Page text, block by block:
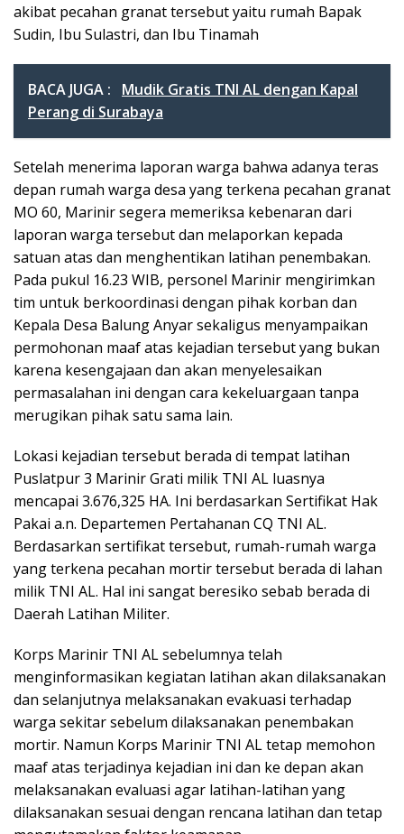
akibat pecahan granat tersebut yaitu rumah Bapak
Sudin, Ibu Sulastri, dan Ibu Tinamah
BACA JUGA :
Mudik Gratis TNI AL dengan Kapal
Perang di Surabaya
Setelah menerima laporan warga bahwa adanya teras
depan rumah warga desa yang terkena pecahan granat
MO 60, Marinir segera memeriksa kebenaran dari
laporan warga tersebut dan melaporkan kepada
satuan atas dan menghentikan latihan penembakan.
Pada pukul 16.23 WIB, personel Marinir mengirimkan
tim untuk berkoordinasi dengan pihak korban dan
Kepala Desa Balung Anyar sekaligus menyampaikan
permohonan maaf atas kejadian tersebut yang bukan
karena kesengajaan dan akan menyelesaikan
permasalahan ini dengan cara kekeluargaan tanpa
merugikan pihak satu sama lain.
Lokasi kejadian tersebut berada di tempat latihan
Puslatpur 3 Marinir Grati milik TNI AL luasnya
mencapai 3.676,325 HA. Ini berdasarkan Sertifikat Hak
Pakai a.n. Departemen Pertahanan CQ TNI AL.
Berdasarkan sertifikat tersebut, rumah-rumah warga
yang terkena pecahan mortir tersebut berada di lahan
milik TNI AL. Hal ini sangat beresiko sebab berada di
Daerah Latihan Militer.
Korps Marinir TNI AL sebelumnya telah
menginformasikan kegiatan latihan akan dilaksanakan
dan selanjutnya melaksanakan evakuasi terhadap
warga sekitar sebelum dilaksanakan penembakan
mortir. Namun Korps Marinir TNI AL tetap memohon
maaf atas terjadinya kejadian ini dan ke depan akan
melaksanakan evaluasi agar latihan-latihan yang
dilaksanakan sesuai dengan rencana latihan dan tetap